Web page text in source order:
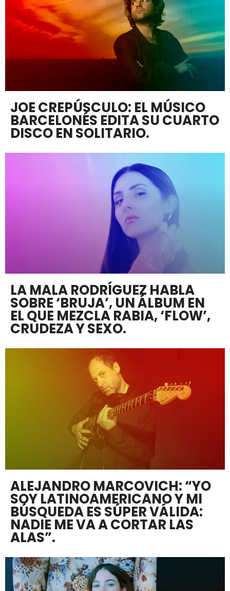
JOE CREPÚSCULO: EL MÚSICO
BARCELONÉS EDITA SU CUARTO
DISCO EN SOLITARIO.
LA MALA RODRÍGUEZ HABLA
SOBRE ‘BRUJA’, UN ÁLBUM EN
EL QUE MEZCLA RABIA, ‘FLOW’,
CRUDEZA Y SEXO.
ALEJANDRO MARCOVICH: “YO
SOY LATINOAMERICANO Y MI
BÚSQUEDA ES SÚPER VÁLIDA:
NADIE ME VA A CORTAR LAS
ALAS”.